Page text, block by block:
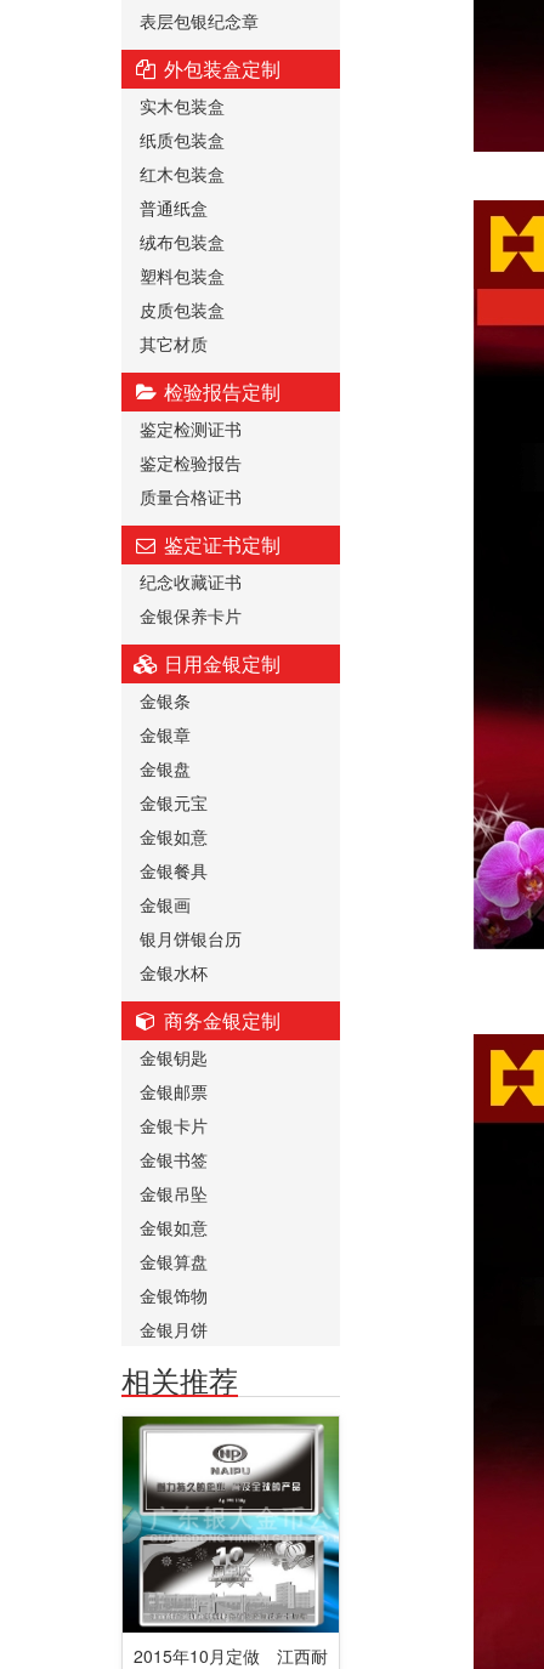
表层包银纪念章
外包装盒定制
实木包装盒
纸质包装盒
红木包装盒
普通纸盒
绒布包装盒
塑料包装盒
皮质包装盒
其它材质
检验报告定制
鉴定检测证书
鉴定检验报告
质量合格证书
鉴定证书定制
纪念收藏证书
金银保养卡片
日用金银定制
金银条
金银章
金银盘
金银元宝
金银如意
金银餐具
金银画
银月饼银台历
金银水杯
商务金银定制
金银钥匙
金银邮票
金银卡片
金银书签
金银吊坠
金银如意
金银算盘
金银饰物
金银月饼
相关推荐
2015年10月定做 江西耐